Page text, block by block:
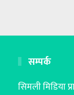
सम्पर्क
सिमली मिडिया